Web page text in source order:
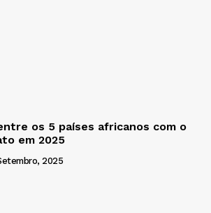
os 5 países africanos com o
em 2025
2025